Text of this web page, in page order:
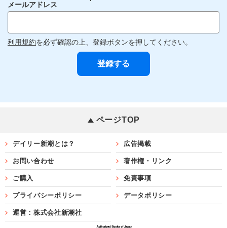
メールアドレス
利用規約を必ず確認の上、登録ボタンを押してください。
ページTOP
デイリー新潮とは？ 広告掲載
お問い合わせ 著作権・リンク
ご購入 免責事項
プライバシーポリシー データポリシー
運営：株式会社新潮社